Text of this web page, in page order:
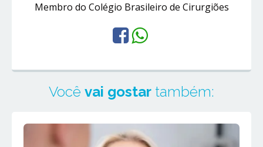
Membro do Colégio Brasileiro de Cirurgiões
Você vai gostar também: